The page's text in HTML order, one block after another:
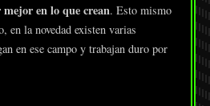
mejor en lo que crean. Esto mismo
en la novedad existen varias
en ese campo y trabajan duro por